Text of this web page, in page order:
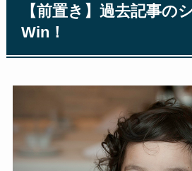
【前置き】過去記事の
Win！